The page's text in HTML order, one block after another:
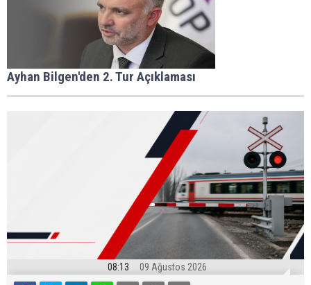
Ayhan Bilgen'den 2. Tur Açıklaması
08:13 09 Ağustos 2026